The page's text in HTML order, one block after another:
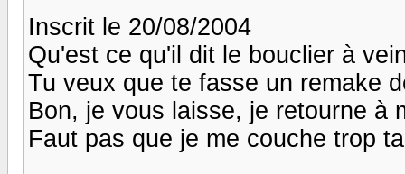
Inscrit le 20/08/2004
Qu'est ce qu'il dit le bouclier à
Tu veux que te fasse un remake
Bon, je vous laisse, je retourne à
Faut pas que je me couche trop